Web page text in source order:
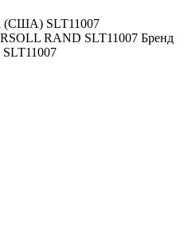
(США) SLT11007
RAND SLT11007 Бренд